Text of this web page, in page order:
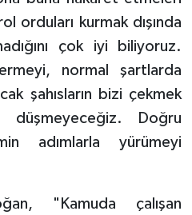
orduları kurmak dışında
çok iyi biliyoruz.
normal şartlarda
şahısların bizi çekmek
Doğru
adımlarla yürümeyi
"Kamuda çalışan